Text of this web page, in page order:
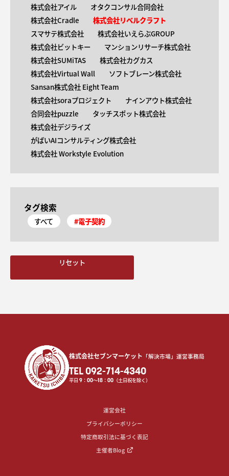
株式会社アイル
オタクコンサル合同会社
株式会社Cradle
株式会社リベルクラフト
スマサテ株式会社
株式会社いえらぶGROUP
株式会社ビットキー
マンションリサーチ株式会社
株式会社SUMiTAS
株式会社カグカス
株式会社Virtual Wall
ソフトブレーン株式会社
Sansan株式会社 Eight Team
株式会社soraプロジェクト
ナインアウト株式会社
合同会社puzzle
タッチスポット株式会社
株式会社デジライズ
がばいAIコンサルティング株式会社
株式会社 Workstyle Evolution
タグ検索
すべて #電子契約
リセット
株式会社セブンマーケット 「解決市場」運営事務局
TEL 092-714-4340
平日9 ：00〜18 ：00 （土日祝を除く）
運営会社
プライバシーポリシー
特定商取引法に基づく表記
主催者Blog